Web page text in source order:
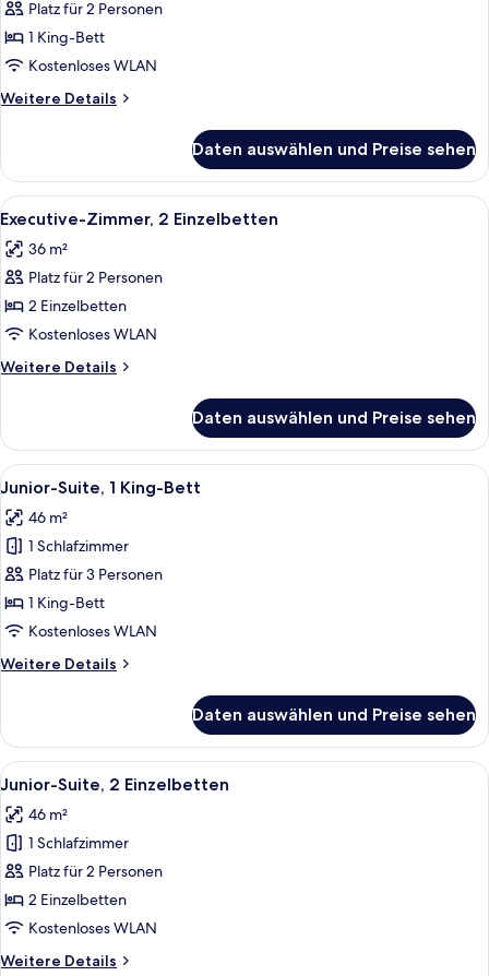
Executive-
Zimmer,
1 King-
Bett
anzeigen
Platz für 2 Personen
1 King-Bett
Kostenloses WLAN
Weitere Details
Weitere
Zimmer,
1 King-
Bett
Daten auswählen und Preise sehen
Alle
Fotos
für
Executive-
Zimmer,
2 Einzelbetten
anzeigen
Ein Hotelzimmer mit einem großen
6
Executive-Zimmer, 2 Einzelbetten
36 m²
Platz für 2 Personen
2 Einzelbetten
Kostenloses WLAN
Weitere Details
Weitere
Zimmer,
2 Einzelbetten
Daten auswählen und Preise sehen
Alle
Fotos
für
Junior-
Suite,
1 King-
Bett
Ein Hotelzimmer mit einem großen
7
Junior-Suite, 1 King-Bett
46 m²
1 Schlafzimmer
Platz für 3 Personen
1 King-Bett
Kostenloses WLAN
Weitere Details
Weitere
Suite,
1 King-
Bett
Daten auswählen und Preise sehen
Alle
Fotos
für
Junior-
Suite,
2 Einzelbetten
anzeigen
Ein Hotelzimmer mit einem großen
7
Junior-Suite, 2 Einzelbetten
46 m²
1 Schlafzimmer
Platz für 2 Personen
2 Einzelbetten
Kostenloses WLAN
Weitere Details
Weitere